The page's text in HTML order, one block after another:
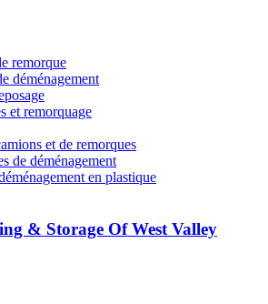
remorque
déménagement
et remorquage
et de remorques
de déménagement
en plastique
& Storage Of West Valley